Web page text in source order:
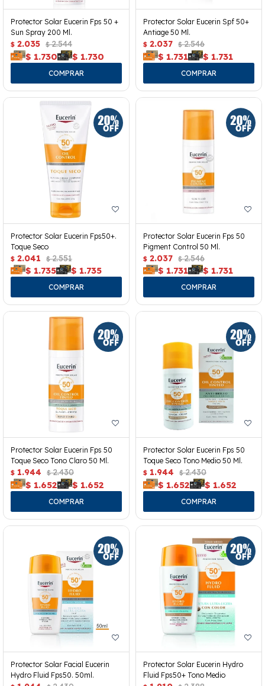
Protector Solar Eucerin Fps 50 +
Sun Spray 200 Ml.
$ 2.035 $ 2.544
$ 1.730 $ 1.730
Protector Solar Eucerin Spf 50+
Antiage 50 Ml.
$ 2.037 $ 2.546
$ 1.731 $ 1.731
Protector Solar Eucerin Fps50+.
Toque Seco
$ 2.041 $ 2.551
$ 1.735 $ 1.735
Protector Solar Eucerin Fps 50
Pigment Control 50 Ml.
$ 2.037 $ 2.546
$ 1.731 $ 1.731
Protector Solar Eucerin Fps 50
Toque Seco Tono Claro 50 Ml.
$ 1.944 $ 2.430
$ 1.652 $ 1.652
Protector Solar Eucerin Fps 50
Toque Seco Tono Medio 50 Ml.
$ 1.944 $ 2.430
$ 1.652 $ 1.652
Protector Solar Facial Eucerin
Hydro Fluid Fps50. 50ml.
Protector Solar Eucerin Hydro
Fluid Fps50+ Tono Medio